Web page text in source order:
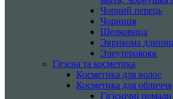
Чорний перець
Чорниця
Шелковица
Эврикома
Элеутерококк
Гігієна та косметика
Косметика для волос
Косметика для обличчя
Гігієнічні помади